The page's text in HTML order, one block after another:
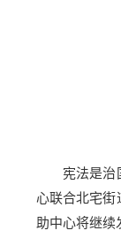
宪法是治
心联合北宅街
助中心将继